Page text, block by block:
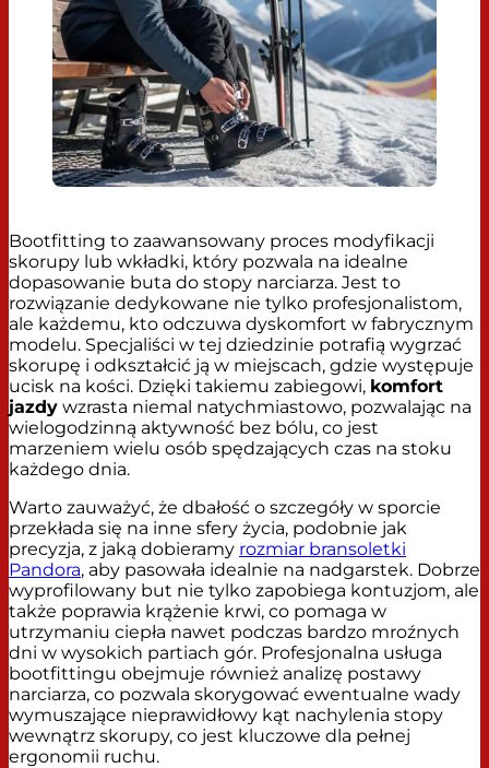
Bootfitting to zaawansowany proces modyfikacji
skorupy lub wkładki, który pozwala na idealne
dopasowanie buta do stopy narciarza. Jest to
rozwiązanie dedykowane nie tylko profesjonalistom,
ale każdemu, kto odczuwa dyskomfort w fabrycznym
modelu. Specjaliści w tej dziedzinie potrafią wygrzać
skorupę i odkształcić ją w miejscach, gdzie występuje
ucisk na kości. Dzięki takiemu zabiegowi, komfort
jazdy wzrasta niemal natychmiastowo, pozwalając na
wielogodzinną aktywność bez bólu, co jest
marzeniem wielu osób spędzających czas na stoku
każdego dnia.
Warto zauważyć, że dbałość o szczegóły w sporcie
przekłada się na inne sfery życia, podobnie jak
precyzja, z jaką dobieramy rozmiar bransoletki
Pandora, aby pasowała idealnie na nadgarstek. Dobrze
wyprofilowany but nie tylko zapobiega kontuzjom, ale
także poprawia krążenie krwi, co pomaga w
utrzymaniu ciepła nawet podczas bardzo mroźnych
dni w wysokich partiach gór. Profesjonalna usługa
bootfittingu obejmuje również analizę postawy
narciarza, co pozwala skorygować ewentualne wady
wymuszające nieprawidłowy kąt nachylenia stopy
wewnątrz skorupy, co jest kluczowe dla pełnej
ergonomii ruchu.